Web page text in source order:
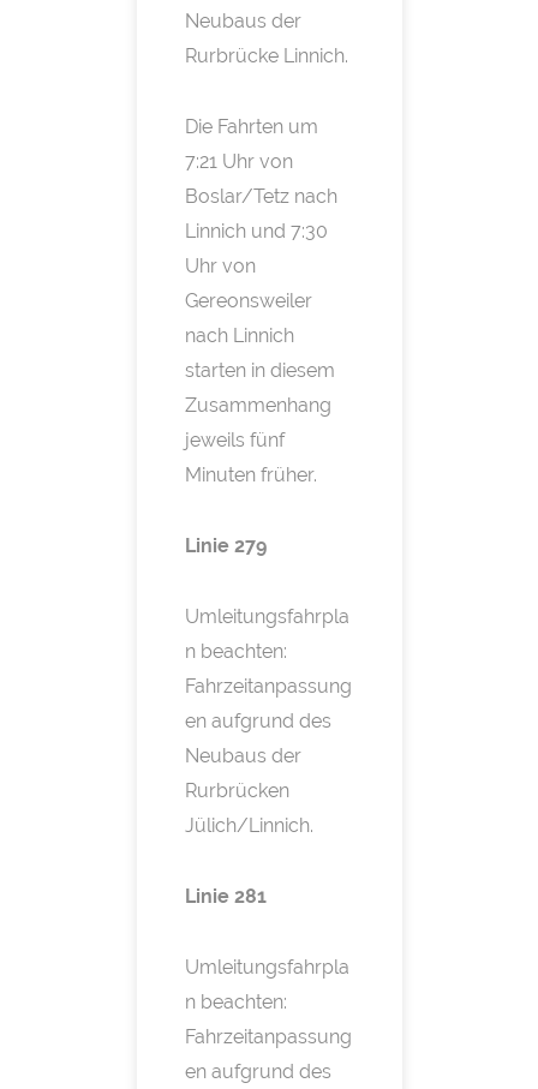
Neubaus der
Rurbrücke Linnich.
Die Fahrten um
7:21 Uhr von
Boslar/Tetz nach
Linnich und 7:30
Uhr von
Gereonsweiler
nach Linnich
starten in diesem
Zusammenhang
jeweils fünf
Minuten früher.
Linie 279
Umleitungsfahrpla
n beachten:
Fahrzeitanpassung
en aufgrund des
Neubaus der
Rurbrücken
Jülich/Linnich.
Linie 281
Umleitungsfahrpla
n beachten:
Fahrzeitanpassung
en aufgrund des